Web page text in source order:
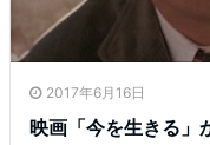
2017年6月16日
映画「今を生きる」